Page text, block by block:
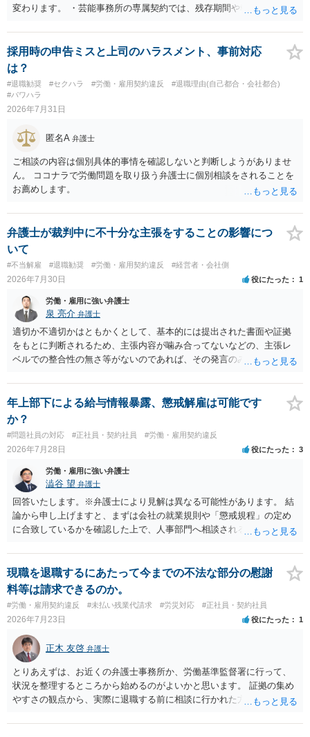
変わります。 ・芸能事務所の専属契約では、残存期間や報酬額、投下
務上よくあるからといって当然に適法という意味ではなく、実際の損
害との対応関係や合理性が重要です。 ・違約金に上限がなくても、常
に有効になるわけではありません。契約が労働契約に近い実態なら労
基法16条で無効となる余地があり、そうでなくても、金額が事務所の
損害と比べて過大なら無効や減額が争点になります。 ・契約前の修正
交渉は一般的です。 交渉の方向としては、上限額を設ける、実損害ベ
費・未回収費用のみ」に限定する、などが典型です。 ・弁護士に契約
前に契約書の内容をレビューしてもらう価値は十分にあると思われま
す。 争点は、契約類型が雇用か業務委託か、実態として労働者性があ
るか、解除事由が双方にどう定められているか、違約金の算定根拠が
合理的か、という複数論点に分かれます。契約前なら、交渉のパワー
コストを抑えやすいので、資料等を持参の上弁護士に確認されること
をお勧めします。 ・事務所側の解除でも、解除理由によってはタレン
ト側に損害賠償が発生する建付けになっていることはあります。ただ
し、事務所側が一方的に解除したのにタレントへ違約金を課す設計
は、合理性や対価性を欠くとして争いやすいです。逆に、タレント側
の重大な契約違反がある場合は、実損害の範囲で請求される可能性は
あります。
採用時の申告ミスと上司のハラスメント、事前対応
は？
#退職勧奨 #セクハラ #労働・雇用契約違反
#退職理由(自己都合・会社都合)
#パワハラ
2026年7月31日
匿名A 弁護士
ご相談の内容は個別具体的事情を確認しないと判断しようがありませ
ん。 ココナラで労働問題を取り扱う弁護士に個別相談をされることを
お薦めします。
弁護士が裁判中に不十分な主張をすることの影響につ
いて
#不当解雇 #退職勧奨 #労働・雇用契約違反 #経営者・会社側
2026年7月30日 役にたった 1
労働・雇用に強い弁護士
泉 亮介 弁護士
適切か不適切かはともかくとして、基本的には提出された書面や証拠
をもとに判断されるため、主張内容が噛み合ってないなどの、主張レ
ベルでの整合性の無さ等がないのであれば、その発言のみで大きく不
年上部下による給与情報暴露、懲戒解雇は可能です
か？
#問題社員の対応 #正社員・契約社員 #労働・雇用契約違反
2026年7月28日 役にたった 3
労働・雇用に強い弁護士
澁谷 望 弁護士
回答いたします。※弁護士により見解は異なる可能性があります。 結
論から申し上げますと、まずは会社の就業規則や「懲戒規程」の定め
に合致しているかを確認した上で、人事部門へ相談されることが最優
ものの、重い懲戒処分の対象には十分なり得ます。 名誉や評価の回復
については、会社側に「部下の不正行為による情報漏洩」と正式に認
定させ、誤認した他部署への適切なフォローや周知を求めるのが有効
です。 あるいは、懲戒があったことを社内で周知される手続があるの
ならば、それにより軽微ながら回復はできるかもしれません。 さらに
個人としても、相手に対してプライバシー侵害等に基づく損害賠償
（慰謝料）を請求する選択肢がありえます（ただし、金額は多額にな
らない可能性があります。）。
現職を退職するにあたって今までの不法な部分の慰謝
料等は請求できるのか。
#労働・雇用契約違反 #未払い残業代請求 #労災対応 #正社員・契約社員
2026年7月23日 役にたった 1
正木 友啓 弁護士
とりあえずは、お近くの弁護士事務所か、労働基準監督署に行って、
状況を整理するところから始めるのがよいかと思います。 証拠の集め
やすさの観点から、実際に退職する前に相談に行かれた方がよいかと